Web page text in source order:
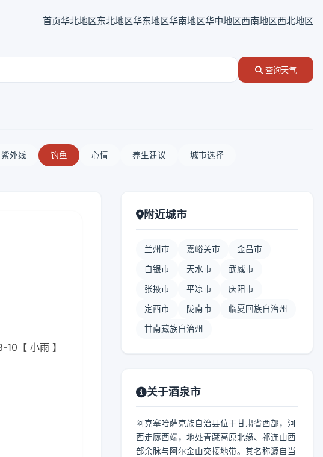
首页华北地区东北地区华东地区华南地区华中地区西南地区西北地区
查询天气
紫外线 钓鱼 心情 养生建议 城市选择
【 小雨 】
附近城市
兰州市 嘉峪关市 金昌市
白银市 天水市 武威市
张掖市 平凉市 庆阳市
定西市 陇南市 临夏回族自治州
甘南藏族自治州
关于酒泉市
阿克塞哈萨克族自治县位于甘肃省西部，河
西走廊西端，地处青藏高原北缘、祁连山西
部余脉与阿尔金山交接地带。其名称源自当